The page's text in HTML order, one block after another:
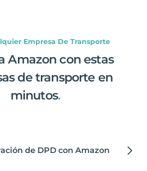
Empresa De Transporte
Amazon con estas
de transporte en
minutos.
de DPD con Amazon